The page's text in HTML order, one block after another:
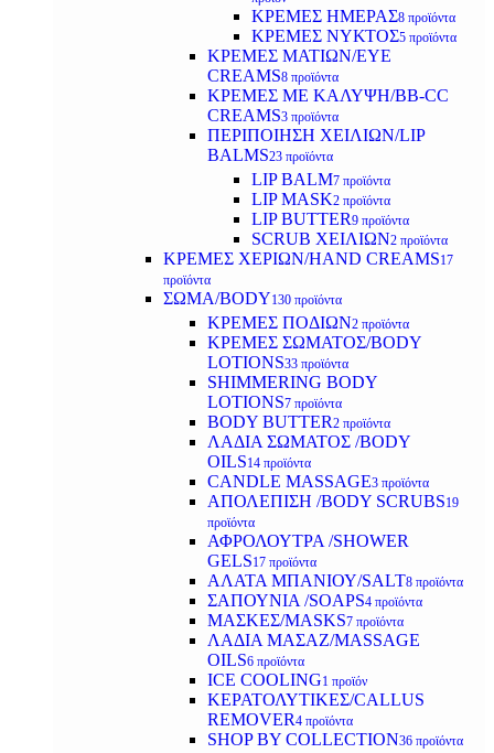
ΚΡΕΜΕΣ ΗΜΕΡΑΣ8 προϊόντα
ΚΡΕΜΕΣ ΝΥΚΤΟΣ5 προϊόντα
ΚΡΕΜΕΣ ΜΑΤΙΩΝ/EYE
CREAMS8 προϊόντα
ΚΡΕΜΕΣ ΜΕ ΚΑΛΥΨΗ/BB-CC
CREAMS3 προϊόντα
ΠΕΡΙΠΟΙΗΣΗ ΧΕΙΛΙΩΝ/LIP
BALMS23 προϊόντα
LIP BALM7 προϊόντα
LIP MASK2 προϊόντα
LIP BUTTER9 προϊόντα
SCRUB ΧΕΙΛΙΩΝ2 προϊόντα
ΚΡΕΜΕΣ ΧΕΡΙΩΝ/HAND CREAMS17
προϊόντα
ΣΩΜΑ/BODY130 προϊόντα
ΚΡΕΜΕΣ ΠΟΔΙΩΝ2 προϊόντα
ΚΡΕΜΕΣ ΣΩΜΑΤΟΣ/BODY
LOTIONS33 προϊόντα
SHIMMERING BODY
LOTIONS7 προϊόντα
BODY BUTTER2 προϊόντα
ΛΑΔΙΑ ΣΩΜΑΤΟΣ /BODY
OILS14 προϊόντα
CANDLE MASSAGE3 προϊόντα
ΑΠΟΛΕΠΙΣΗ /BODY SCRUBS19
προϊόντα
ΑΦΡΟΛΟΥΤΡΑ /SHOWER
GELS17 προϊόντα
ΑΛΑΤΑ ΜΠΑΝΙΟΥ/SALT8 προϊόντα
ΣΑΠΟΥΝΙΑ /SOAPS4 προϊόντα
ΜΑΣΚΕΣ/MASKS7 προϊόντα
ΛΑΔΙΑ ΜΑΣΑΖ/MASSAGE
OILS6 προϊόντα
ICE COOLING1 προϊόν
ΚΕΡΑΤΟΛΥΤΙΚΕΣ/CALLUS
REMOVER4 προϊόντα
SHOP BY COLLECTION36 προϊόντα